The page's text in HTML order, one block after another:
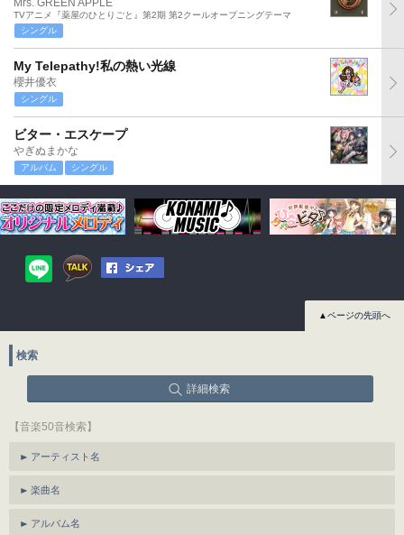
Mrs. GREEN APPLE
TVアニメ『薬屋のひとりごと』第2期 第2クールオープニングテーマ
シングル
My Telepathy!私の熱い光線
櫻井優衣
シングル
ビター・エスケープ
やぎぬまかな
アルバム シングル
▲ページの先頭へ
検索
詳細検索
【音楽50音検索】
アーティスト名
楽曲名
アルバム名